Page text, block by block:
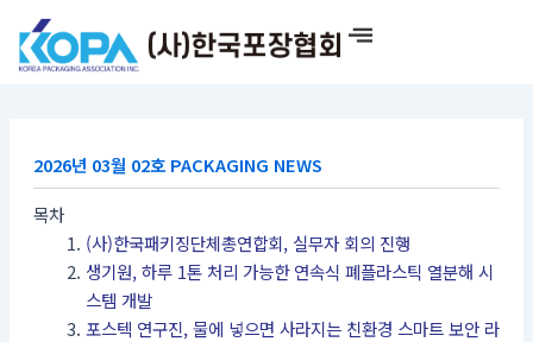
2026년 03월 02호 PACKAGING NEWS
목차
(사)한국패키징단체총연합회, 실무자 회의 진행
생기원, 하루 1톤 처리 가능한 연속식 폐플라스틱 열분해 시
스템 개발
포스텍 연구진, 물에 넣으면 사라지는 친환경 스마트 보안 라